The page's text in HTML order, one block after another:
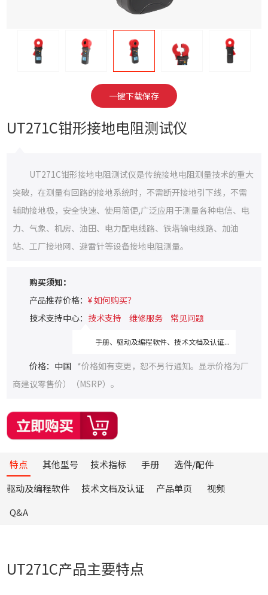
一键下载保存
UT271C钳形接地电阻测试仪
UT271C钳形接地电阻测试仪是传统接地电阻测量技术的重大
突破，在测量有回路的接地系统时，不需断开接地引下线，不需
辅助接地极，安全快速、使用简便,广泛应用于测量各种电信、电
力、气象、机房、油田、电力配电线路、铁塔输电线路、加油
站、工厂接地网、避雷针等设备接地电阻测量。
购买须知：
产品推荐价格：¥ 如何购买？
技术支持中心： 技术支持 维修服务 常见问题
手册、驱动及编程软件、技术文档及认证...
价格：中国 *价格如有变更，恕不另行通知。显示价格为厂
商建议零售价）（MSRP）。
特点 其他型号 技术指标 手册
选件/配件
驱动及编程软件
技术文档及认证 产品单页
视频
Q&A
UT271C产品主要特点